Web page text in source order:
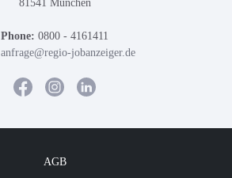
81541 München
Phone: 0800 - 4161411
anfrage@regio-jobanzeiger.de
AGB